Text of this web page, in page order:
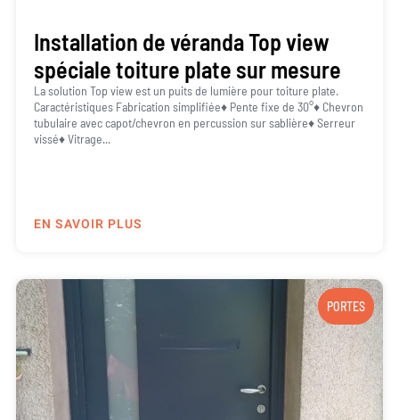
Installation de véranda Top view
spéciale toiture plate sur mesure
La solution Top view est un puits de lumière pour toiture plate.
Caractéristiques Fabrication simplifiée♦ Pente fixe de 30°♦ Chevron
tubulaire avec capot/chevron en percussion sur sablière♦ Serreur
vissé♦ Vitrage...
EN SAVOIR PLUS
PORTES